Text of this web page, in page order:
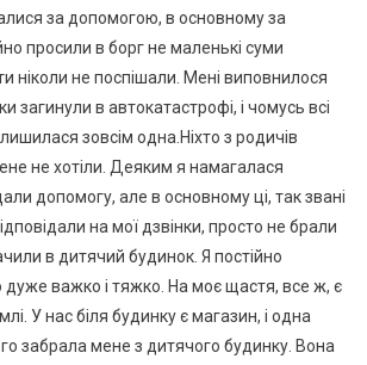
за допомогою, в основному за
просили в борг не маленькі суми
ніколи не поспішали. Мені виповнилося
загинули в автокатастрофі, і чомусь всі
зовсім одна.Ніхто з родичів
не хотіли. Деяким я намагалася
допомогу, але в основному ці, так звані
на мої дзвінки, просто не брали
в дитячий будинок. Я постійно
дуже важко і тяжко. На моє щастя, все ж, є
У нас біля будинку є магазин, і одна
забрала мене з дитячого будинку. Вона